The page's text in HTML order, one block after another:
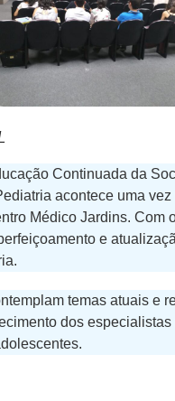
Continuada da
acontece uma vez
Médico Jardins. Com
e
temas atuais e
dos